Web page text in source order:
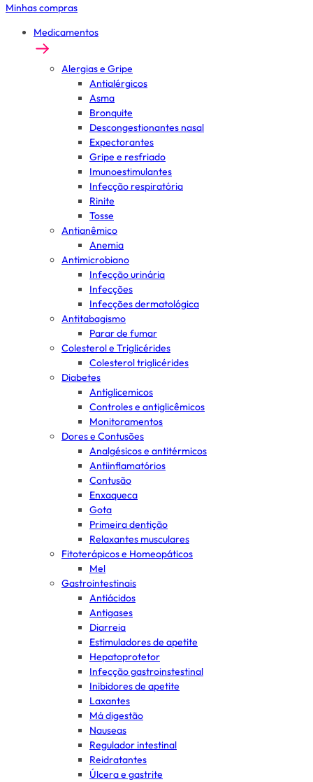
Minhas compras
Medicamentos
Alergias e Gripe
Antialérgicos
Asma
Bronquite
Descongestionantes nasal
Expectorantes
Gripe e resfriado
Imunoestimulantes
Infecção respiratória
Rinite
Tosse
Antianêmico
Anemia
Antimicrobiano
Infecção urinária
Infecções
Infecções dermatológica
Antitabagismo
Parar de fumar
Colesterol e Triglicérides
Colesterol triglicérides
Diabetes
Antiglicemicos
Controles e antiglicêmicos
Monitoramentos
Dores e Contusões
Analgésicos e antitérmicos
Antiinflamatórios
Contusão
Enxaqueca
Gota
Primeira dentição
Relaxantes musculares
Fitoterápicos e Homeopáticos
Mel
Gastrointestinais
Antiácidos
Antigases
Diarreia
Estimuladores de apetite
Hepatoprotetor
Infecção gastroinstestinal
Inibidores de apetite
Laxantes
Má digestão
Nauseas
Regulador intestinal
Reidratantes
Úlcera e gastrite